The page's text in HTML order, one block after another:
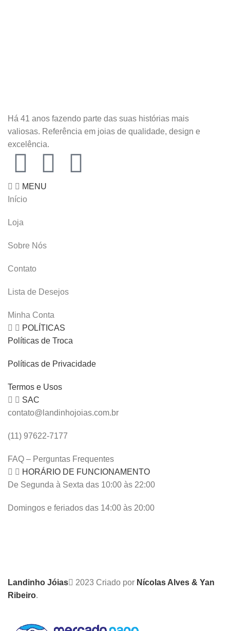
Há 41 anos fazendo parte das suas histórias mais
valiosas. Referência em joias de qualidade, design e
excelência.
MENU
Início
Loja
Sobre Nós
Contato
Lista de Desejos
Minha Conta
POLÍTICAS
Políticas de Troca
Políticas de Privacidade
Termos e Usos
SAC
contato@landinhojoias.com.br
(11) 97622-7177
FAQ – Perguntas Frequentes
HORÁRIO DE FUNCIONAMENTO
De Segunda à Sexta das 10:00 às 22:00
Domingos e feriados das 14:00 às 20:00
Landinho Jóias 2023 Criado por Nícolas Alves & Yan
Ribeiro.